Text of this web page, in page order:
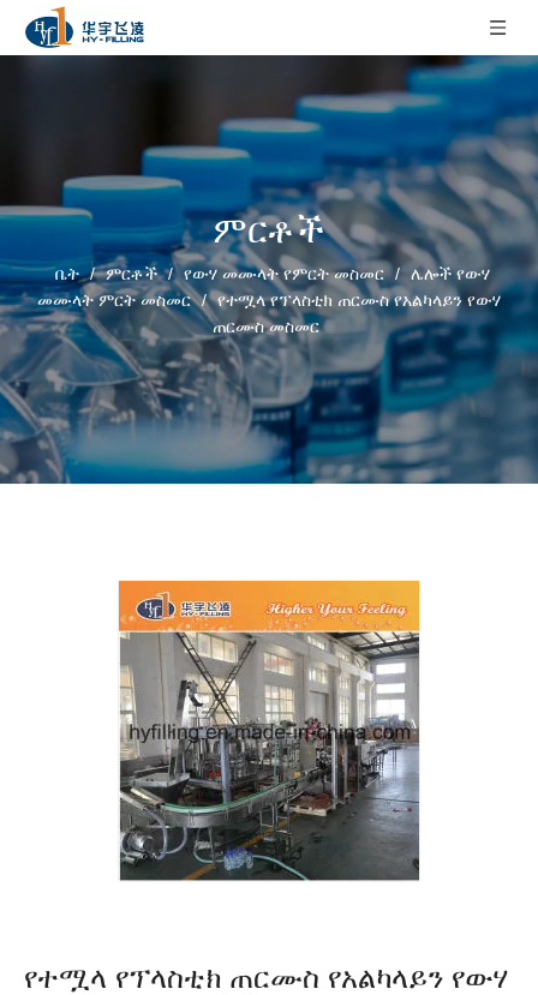
ምርቶች
ቤት / ምርቶች / የውሃ መሙላት የምርት መስመር / ሌሎች የውሃ
መሙላት ምርት መስመር / የተሟላ የፕላስቲክ ጠርሙስ የአልካላይን የውሃ
ጠርሙስ መስመር
የተሟላ የፕላስቲክ ጠርሙስ የአልካላይን የውሃ